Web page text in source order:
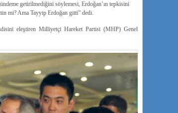
getirilmediğini söylemesi, Erdoğan’ın tepkisini
mi? Ama Tayyip Erdoğan gitti” dedi.
eleştiren Milliyetçi Hareket Partisi (MHP) Genel